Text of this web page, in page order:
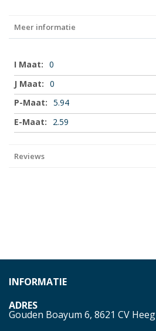
Meer informatie
Meer
informatie
0
0
5.94
2.59
Reviews
INFORMATIE
ADRES
Gouden Boayum 6, 8621 CV Heeg